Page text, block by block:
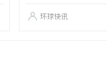
环球快讯